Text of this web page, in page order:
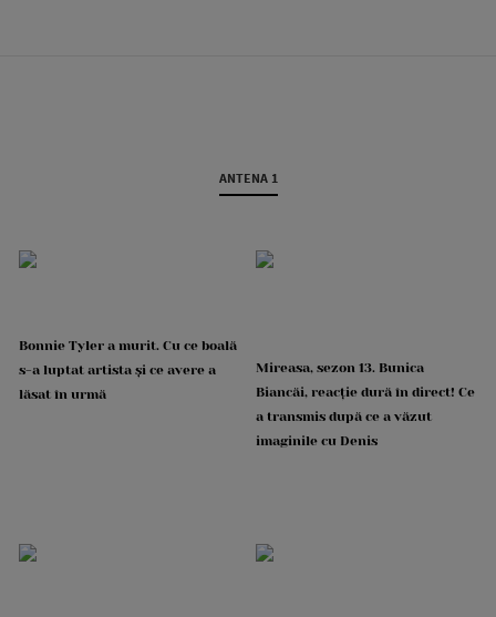
ANTENA 1
Bonnie Tyler a murit. Cu ce boală
s-a luptat artista și ce avere a
lăsat în urmă
Mireasa, sezon 13. Bunica
Biancăi, reacție dură în direct! Ce
a transmis după ce a văzut
imaginile cu Denis